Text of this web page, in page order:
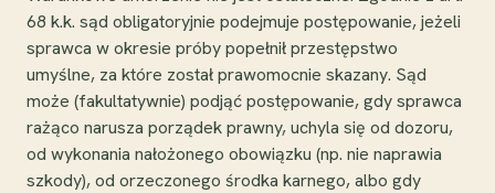
68 k.k. sąd obligatoryjnie podejmuje postępowanie, jeżeli
sprawca w okresie próby popełnił przestępstwo
umyślne, za które został prawomocnie skazany. Sąd
może (fakultatywnie) podjąć postępowanie, gdy sprawca
rażąco narusza porządek prawny, uchyla się od dozoru,
od wykonania nałożonego obowiązku (np. nie naprawia
szkody), od orzeczonego środka karnego, albo gdy